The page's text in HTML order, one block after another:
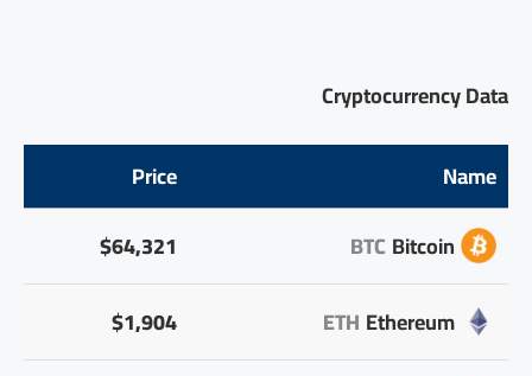
Cryptocurrency Data
Name
Price
Bitcoin
BTC
$64,321
Ethereum
ETH
$1,904